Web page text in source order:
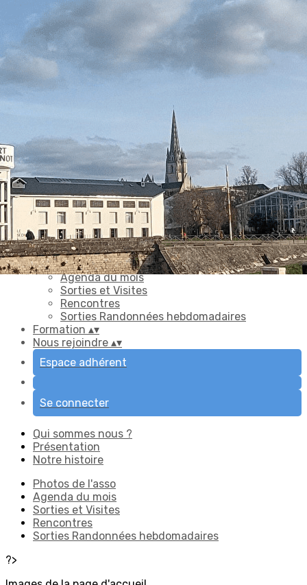
Exporter les lignes sélectionnées
Exporter toutes les colonnes
Exporter uniquement les colonnes affichées
Ajoutez un logo, un bouton, des réseaux sociaux
Accueil▴▾
L'association▴▾
Qui sommes nous ?
Présentation
Notre histoire
Actualités▴▾
Activités▴▾
Photos de l'asso
Agenda du mois
Sorties et Visites
Rencontres
Sorties Randonnées hebdomadaires
Formation ▴▾
Nous rejoindre ▴▾
Espace adhérent
Se connecter
Qui sommes nous ?
Présentation
Notre histoire
Photos de l'asso
Agenda du mois
Sorties et Visites
Rencontres
Sorties Randonnées hebdomadaires
?>